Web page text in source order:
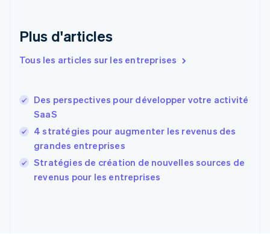
Plus d'articles
Tous les articles sur les entreprises
Des perspectives pour développer votre activité
SaaS
4 stratégies pour augmenter les revenus des
grandes entreprises
Stratégies de création de nouvelles sources de
revenus pour les entreprises
English
Espagne
États-Unis
English
Finlande
English Svenska
France
FrançaisEnglish
Gibraltar